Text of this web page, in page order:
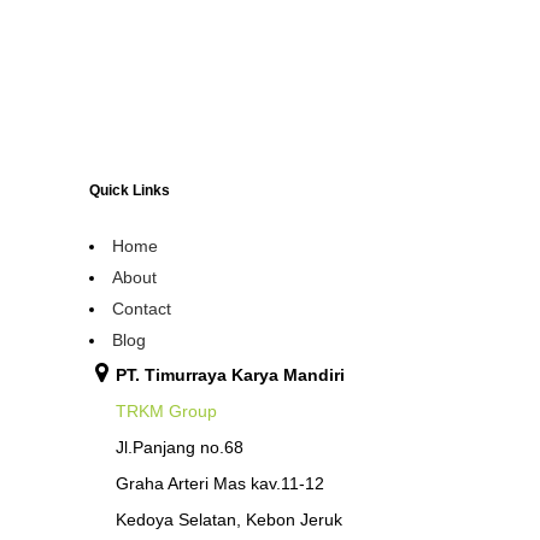
Quick Links
Home
About
Contact
Blog
PT. Timurraya Karya Mandiri
TRKM Group
Jl.Panjang no.68
Graha Arteri Mas kav.11-12
Kedoya Selatan, Kebon Jeruk